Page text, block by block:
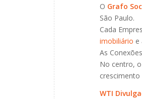
O Grafo
São Paulo.
Cada
imobiliário e
As
No centro,
crescimento
WTI